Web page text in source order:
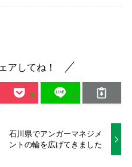
アしてね！
石川県でアンガーマネジメ
ントの輪を広げてきました